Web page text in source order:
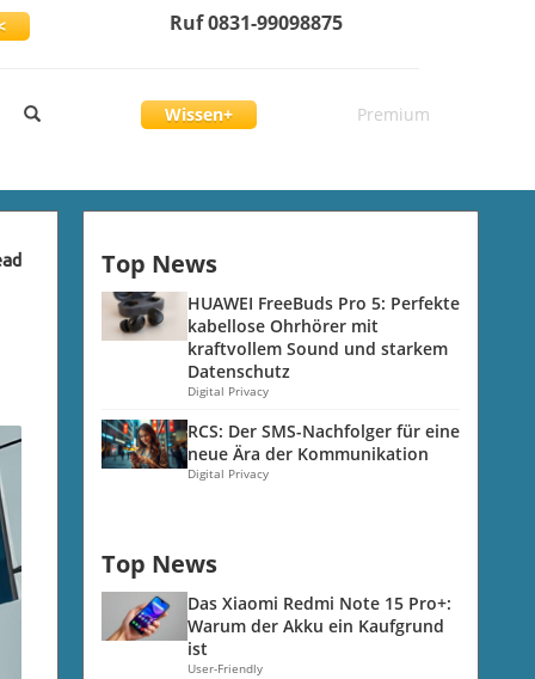
Ruf 0831-99098875
Wissen+ Premium
Top News
HUAWEI FreeBuds Pro 5: Perfekte
kabellose Ohrhörer mit
kraftvollem Sound und starkem
Datenschutz
Digital Privacy
RCS: Der SMS-Nachfolger für eine
neue Ära der Kommunikation
Digital Privacy
Top News
Das Xiaomi Redmi Note 15 Pro+:
Warum der Akku ein Kaufgrund
ist
User-Friendly